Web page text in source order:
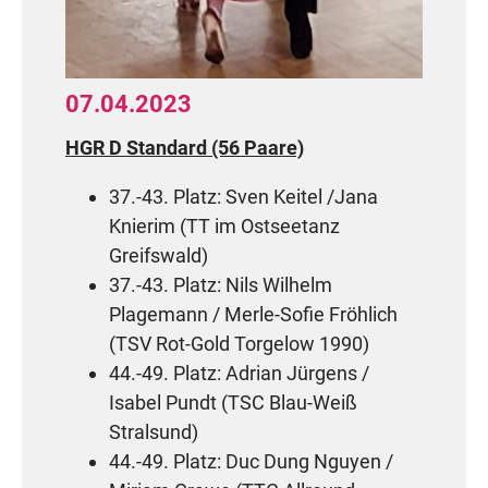
4. Platz: Jonas Stel / Helena
Lengkeit (TSC Blau-Weiß Stralsund)
JUG C Latein (13 Paare)
4. Platz: Jonas Stel / Helena
Lengkeit (TSC Blau-Weiß Stralsund)
5. Platz: Theo Zeise / Nele
Holtz (TSC Blau-Weiß Stralsund) -
Aufstieg in die Jugend B
JUG B Latein (7 Paare)
7. Platz: Theo Zeise / Nele Holtz
(TSC Blau-Weiß Stralsund)
HGR C Latein (5 Paare)
07.04.2023
HGR D Standard (56 Paare)
37.-43. Platz: Sven Keitel /Jana
Knierim (TT im Ostseetanz
Greifswald)
37.-43. Platz: Nils Wilhelm
Plagemann / Merle-Sofie Fröhlich
(TSV Rot-Gold Torgelow 1990)
44.-49. Platz: Adrian Jürgens /
Isabel Pundt (TSC Blau-Weiß
Stralsund)
44.-49. Platz: Duc Dung Nguyen /